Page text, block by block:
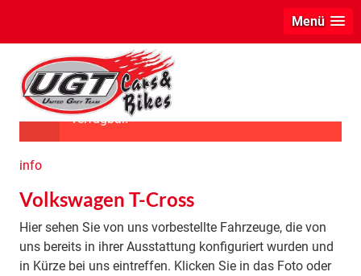
Menü
Das ausgewählte Fahrzeug ist leider nicht
verfügbar.
info
Volkswagen T-Cross
Hier sehen Sie von uns vorbestellte Fahrzeuge, die von
uns bereits in ihrer Ausstattung konfiguriert wurden und
in Kürze bei uns eintreffen. Klicken Sie in das Foto oder